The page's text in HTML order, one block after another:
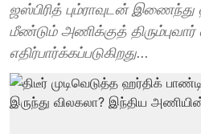
ஜஸ்பிரித் பும்ராவுடன்
மீண்டும் அணிக்குத் திரும்புவார்
எதிர்பார்க்கப்படுகிறது...